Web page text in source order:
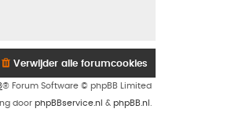
Verwijder alle forumcookies
® Forum Software © phpBB Limited
door phpBBservice.nl & phpBB.nl